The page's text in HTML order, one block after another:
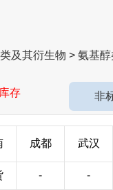
及其衍生物 > 氨基
存 非
成都 武汉
- -